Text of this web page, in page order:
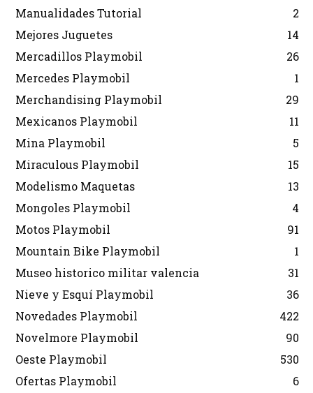
Manualidades Tutorial
2
Mejores Juguetes
14
Mercadillos Playmobil
26
Mercedes Playmobil
1
Merchandising Playmobil
29
Mexicanos Playmobil
11
Mina Playmobil
5
Miraculous Playmobil
15
Modelismo Maquetas
13
Mongoles Playmobil
4
Motos Playmobil
91
Mountain Bike Playmobil
1
Museo historico militar valencia
31
Nieve y Esquí Playmobil
36
Novedades Playmobil
422
Novelmore Playmobil
90
Oeste Playmobil
530
Ofertas Playmobil
6